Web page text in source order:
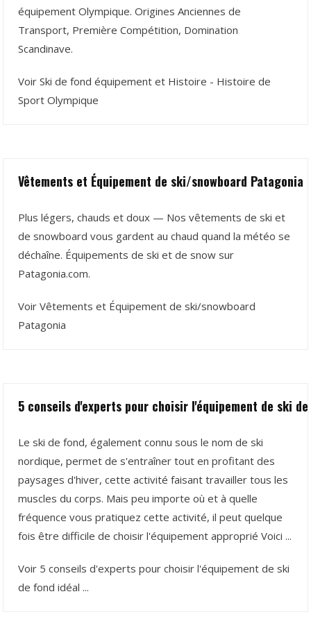
équipement Olympique. Origines Anciennes de
Transport, Première Compétition, Domination
Scandinave.
Voir Ski de fond équipement et Histoire - Histoire de
Sport Olympique
Vêtements et Équipement de ski/snowboard Patagonia
Plus légers, chauds et doux — Nos vêtements de ski et
de snowboard vous gardent au chaud quand la météo se
déchaîne. Équipements de ski et de snow sur
Patagonia.com.
Voir Vêtements et Équipement de ski/snowboard
Patagonia
5 conseils d'experts pour choisir l'équipement de ski
Le ski de fond, également connu sous le nom de ski
nordique, permet de s'entraîner tout en profitant des
paysages d'hiver, cette activité faisant travailler tous les
muscles du corps. Mais peu importe où et à quelle
fréquence vous pratiquez cette activité, il peut quelque
fois être difficile de choisir l'équipement approprié Voici ...
Voir 5 conseils d'experts pour choisir l'équipement de ski
de fond idéal ...